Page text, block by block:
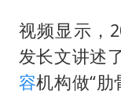
视频显示，
发长文讲述
容机构做“肋